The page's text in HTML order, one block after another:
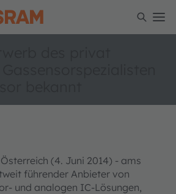
(4. Juni 2014) - ams
führender Anbieter von
und analogen IC-Lösungen,